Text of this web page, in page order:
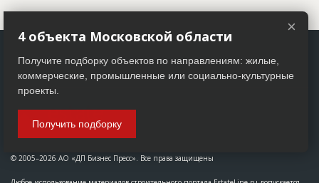
© 2005–2026 АО «ДП Бизнес Пресс». Все права защищены
×
4 объекта Московской области
Получите подборку объектов по направлениям: жилые,
коммерческие, промышленные или социально-культурные
проекты.
Получить подборку